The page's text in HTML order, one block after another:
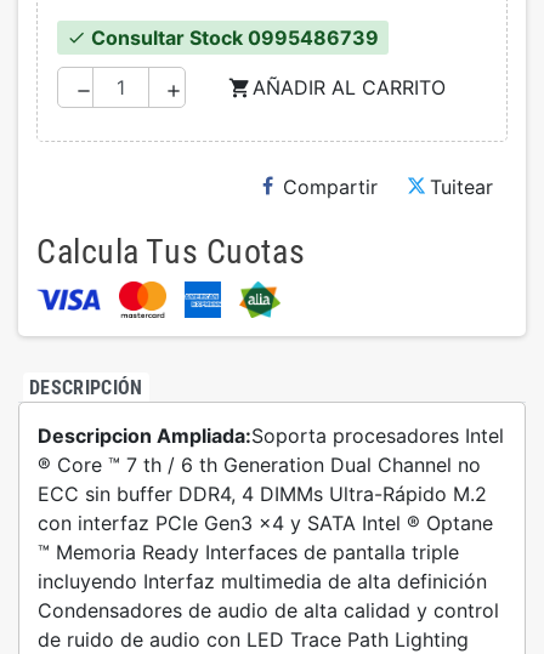
check Consultar Stock 0995486739
remove add shopping_cart AÑADIR AL CARRITO
Compartir Tuitear
Calcula Tus Cuotas
DESCRIPCIÓN
Descripcion Ampliada:Soporta procesadores Intel
® Core ™ 7 th / 6 th Generation Dual Channel no
ECC sin buffer DDR4, 4 DIMMs Ultra-Rápido M.2
con interfaz PCIe Gen3 x4 y SATA Intel ® Optane
™ Memoria Ready Interfaces de pantalla triple
incluyendo Interfaz multimedia de alta definición
Condensadores de audio de alta calidad y control
de ruido de audio con LED Trace Path Lighting